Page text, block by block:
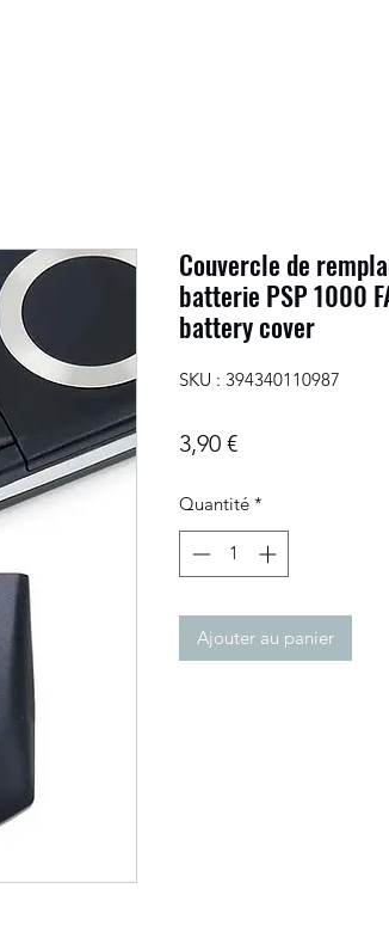
Couvercle de
batterie PSP 1000
battery cover
SKU : 394340110987
3,90 €Prix
Quantité *
Ajouter au panier